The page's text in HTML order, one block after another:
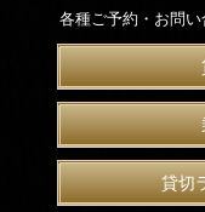
各種ご予約・お問
貸切